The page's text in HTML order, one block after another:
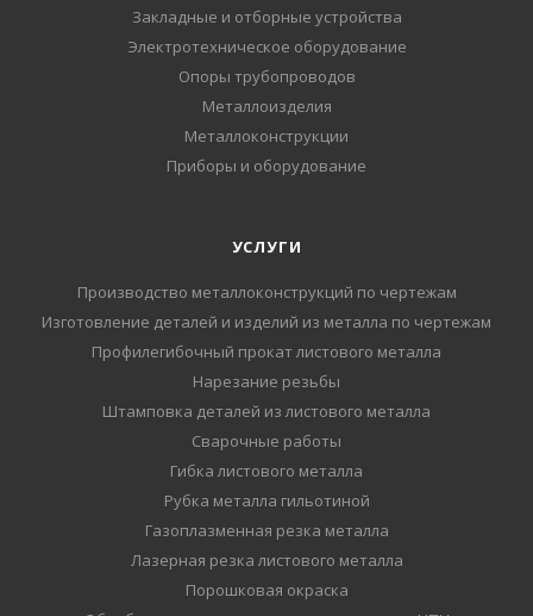
Закладные и отборные устройства
Электротехническое оборудование
Опоры трубопроводов
Металлоизделия
Металлоконструкции
Приборы и оборудование
УСЛУГИ
Производство металлоконструкций по чертежам
Изготовление деталей и изделий из металла по чертежам
Профилегибочный прокат листового металла
Нарезание резьбы
Штамповка деталей из листового металла
Сварочные работы
Гибка листового металла
Рубка металла гильотиной
Газоплазменная резка металла
Лазерная резка листового металла
Порошковая окраска